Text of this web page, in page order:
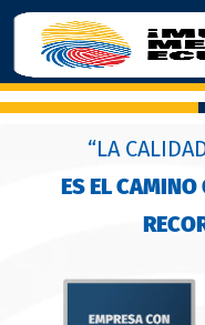
“LA
ES EL CAMINO